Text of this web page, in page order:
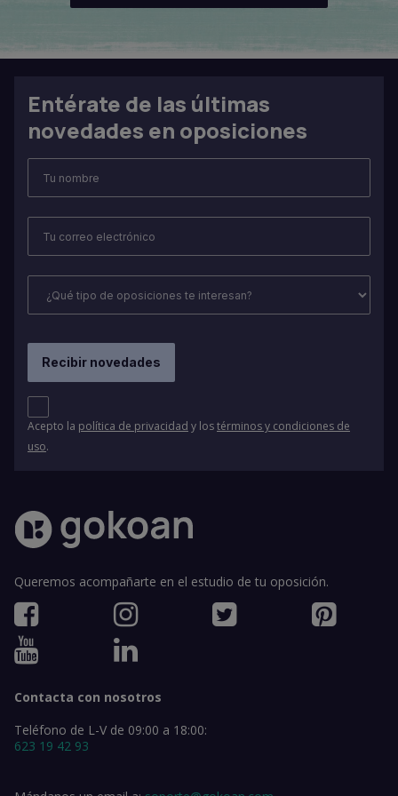
Entérate de las últimas
novedades en oposiciones
Acepto la política de privacidad y lostérminos y condiciones de
uso.
Queremos acompañarte en el estudio de tu oposición.
Contacta con nosotros
Teléfono de L-V de 09:00 a 18:00:
623 19 42 93